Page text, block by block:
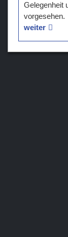
Gelegenheit
vorgesehen.
weiter